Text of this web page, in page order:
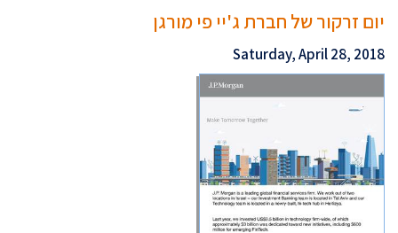
יום זרקור של חברת ג'יי פי מורגן
Saturday, April 28, 2018